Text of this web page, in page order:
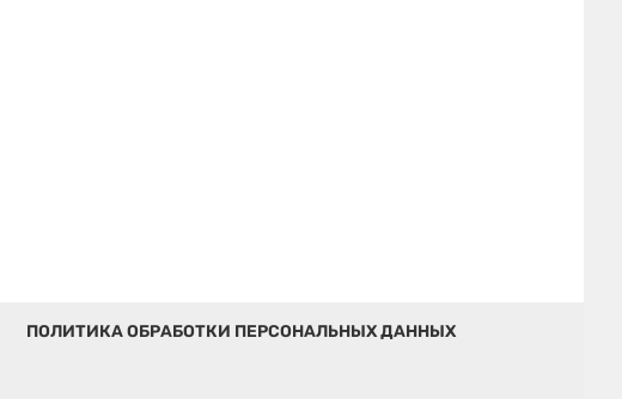
ПОЛИТИКА ОБРАБОТКИ ПЕРСОНАЛЬНЫХ ДАННЫХ